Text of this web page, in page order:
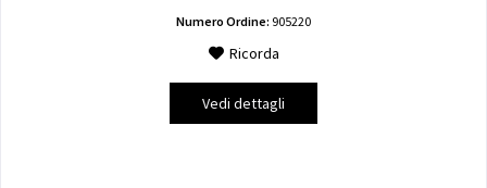
Numero Ordine: 905220
Ricorda
Vedi dettagli